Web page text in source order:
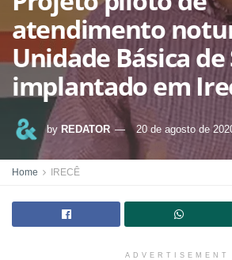
atendimento
Unidade Básica de
implantado em
by REDATOR 20 de agosto de
Home IRECÊ
ADVERTISEMENT